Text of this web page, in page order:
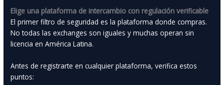
Elige una plataforma de intercambio con regulación verificable
El primer filtro de seguridad es la plataforma donde compras.
No todas las exchanges son iguales y muchas operan sin
licencia en América Latina.
Antes de registrarte en cualquier plataforma, verifica estos
puntos: